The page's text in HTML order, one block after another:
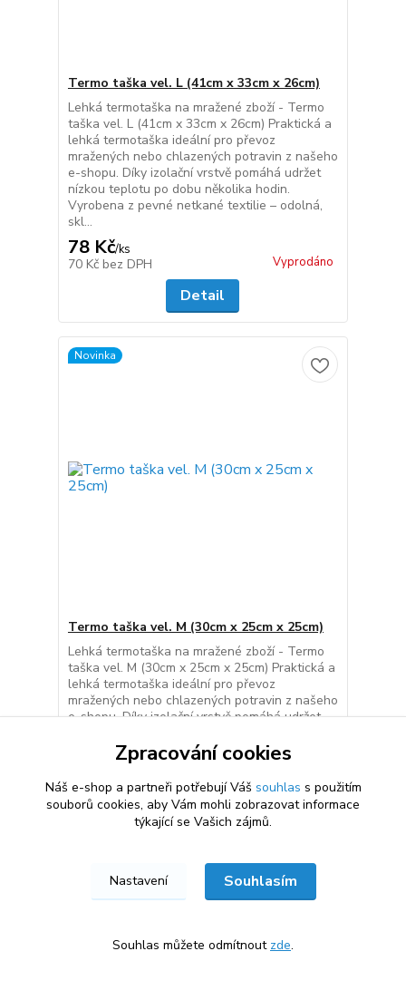
Termo taška vel. L (41cm x 33cm x 26cm)
Lehká termotaška na mražené zboží - Termo
taška vel. L (41cm x 33cm x 26cm) Praktická a
lehká termotaška ideální pro převoz
mražených nebo chlazených potravin z našeho
e-shopu. Díky izolační vrstvě pomáhá udržet
nízkou teplotu po dobu několika hodin.
Vyrobena z pevné netkané textilie – odolná,
skl...
78 Kč/ks
70 Kč bez DPH Vyprodáno
Detail
Novinka
Termo taška vel. M (30cm x 25cm x 25cm)
Lehká termotaška na mražené zboží - Termo
taška vel. M (30cm x 25cm x 25cm) Praktická a
lehká termotaška ideální pro převoz
mražených nebo chlazených potravin z našeho
e-shopu. Díky izolační vrstvě pomáhá udržet
Vyrobena z pevné netkané textilie – odolná,
68 Kč /ks
61 Kčbez DPH Vyprodáno
Novinka
Zpracování cookies
Náš e-shop a partneři potřebují Váš souhlas s použitím
souborů cookies, aby Vám mohli zobrazovat informace
týkající se Vašich zájmů.
Nastavení Souhlasím
Souhlas můžete odmítnout zde.
100 %★★★★★